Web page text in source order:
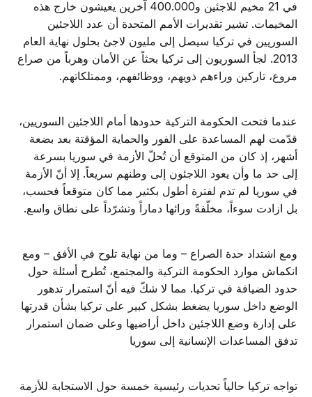
في 21 مخيم للاجئين و400.000 آخرين يعيشون خارج هذه
المخيمات. تشير تقديرات الأمم المتحدة أن عدد اللاجئين
السوريين في تركيا سيصل إلى مليون لاجئ بحلول نهاية العام
2013. لجأ السوريون إلى تركيا بحثاً عن الأمان وهرباً من صراع
مروع، تاركين وراءهم ذويهم، ووظائفهم، وممتلكاتهم.
عندما فتحت الحكومة التركية حدودها أمام اللاجئين السوريين،
قدّمت لهم المساعدة على الفور والحماية المؤقتة بعد بضعة
أشهر، إذ كان من المتوقع أن تُحلّ الأزمة في سوريا بسرعة
إلى حد ما وأن يعود اللاجئون إلى وطنهم سريعاً. إلا أنّ الأزمة
في سوريا لم تدم لفترة أطول بكثير مما كان متوقعاً فحسب،
بل ازادت سوءاً، مخلّفةً ورائها دماراً وتشرّداً على نطاق واسع.
ومع اشتداد حدة الصراع – وما من نهاية تلوح في الأفق – ومع
انكماش موارد الحكومة التركية والمجتمع، تُطرح أسئلة حول
حدود الضيافة في تركيا. مما لا شكّ فيه أنّ استمرار تدهور
الوضع داخل سوريا يضغط بشكل كبير على تركيا بشأن قدرتها
على إدارة وضع اللاجئين داخل أراضيها وعلى ضمان استمرار
تدفق المساعدات الإنسانية إلى سوريا
تواجه تركيا حالياً تحديات رئيسية خمسة حول الاستجابة للأزمة